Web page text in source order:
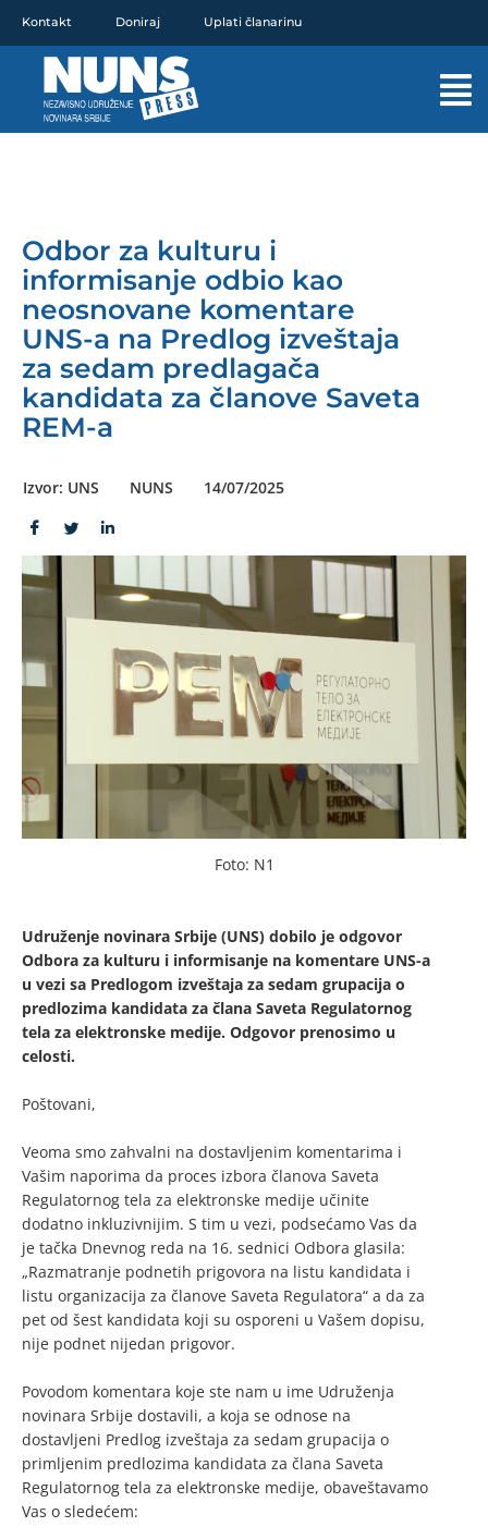
sadržaj
Kontakt Doniraj Uplati članarinu
Odbor za kulturu i
informisanje odbio kao
neosnovane komentare
UNS-a na Predlog izveštaja
za sedam predlagača
kandidata za članove Saveta
REM-a
Izvor: UNS NUNS 14/07/2025
Foto: N1
Udruženje novinara Srbije (UNS) dobilo je odgovor
Odbora za kulturu i informisanje na komentare UNS-a
u vezi sa Predlogom izveštaja za sedam grupacija o
predlozima kandidata za člana Saveta Regulatornog
tela za elektronske medije. Odgovor prenosimo u
celosti.
Poštovani,
Veoma smo zahvalni na dostavljenim komentarima i
Vašim naporima da proces izbora članova Saveta
Regulatornog tela za elektronske medije učinite
dodatno inkluzivnijim. S tim u vezi, podsećamo Vas da
je tačka Dnevnog reda na 16. sednici Odbora glasila:
„Razmatranje podnetih prigovora na listu kandidata i
listu organizacija za članove Saveta Regulatora“ a da za
pet od šest kandidata koji su osporeni u Vašem dopisu,
nije podnet nijedan prigovor.
Povodom komentara koje ste nam u ime Udruženja
novinara Srbije dostavili, a koja se odnose na
dostavljeni Predlog izveštaja za sedam grupacija o
primljenim predlozima kandidata za člana Saveta
Regulatornog tela za elektronske medije, obaveštavamo
Vas o sledećem: